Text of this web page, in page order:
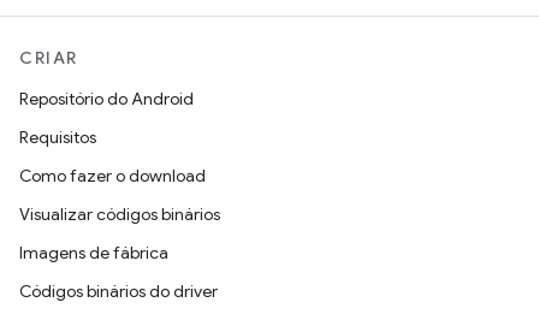
CRIAR
Repositório do Android
Requisitos
Como fazer o download
Visualizar códigos binários
Imagens de fábrica
Códigos binários do driver